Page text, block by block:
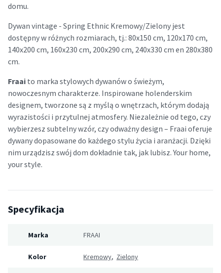
domu.
Dywan vintage - Spring Ethnic Kremowy/Zielony jest
dostępny w różnych rozmiarach, tj.: 80x150 cm, 120x170 cm,
140x200 cm, 160x230 cm, 200x290 cm, 240x330 cm en 280x380
cm.
Fraai to marka stylowych dywanów o świeżym,
nowoczesnym charakterze. Inspirowane holenderskim
designem, tworzone są z myślą o wnętrzach, którym dodają
wyrazistości i przytulnej atmosfery. Niezależnie od tego, czy
wybierzesz subtelny wzór, czy odważny design – Fraai oferuje
dywany dopasowane do każdego stylu życia i aranżacji. Dzięki
nim urządzisz swój dom dokładnie tak, jak lubisz. Your home,
your style.
Specyfikacja
Marka FRAAI
Kolor Kremowy, Zielony